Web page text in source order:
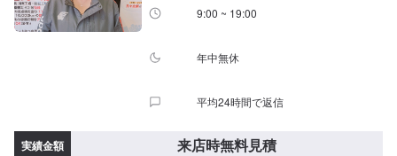
9:00 ~ 19:00
年中無休
平均24時間で返信
実績金額 来店時無料見積